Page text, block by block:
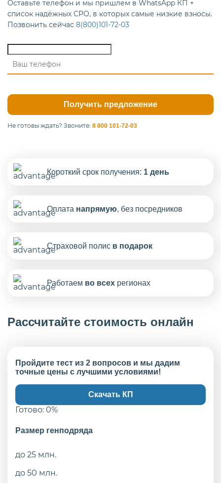
Оставьте телефон и мы пришлем в WhatsApp КП +
список надёжных СРО, в которых самые низкие взносы.
Позвонить сейчас 8(800)101-72-03
Не готовы ждать? Звоните: 8 800 101-72-03
Короткий срок получения: 1 день
Оплата напрямую, без посредников
Страховой полис в подарок
Работаем во всех регионах
Рассчитайте стоимость онлайн
Пройдите тест из 2 вопросов и мы дадим
точные цены с лучшими условиями!
Скачать КП
Готово: 0%
Размер генподряда
до 25 млн.
до 50 млн.